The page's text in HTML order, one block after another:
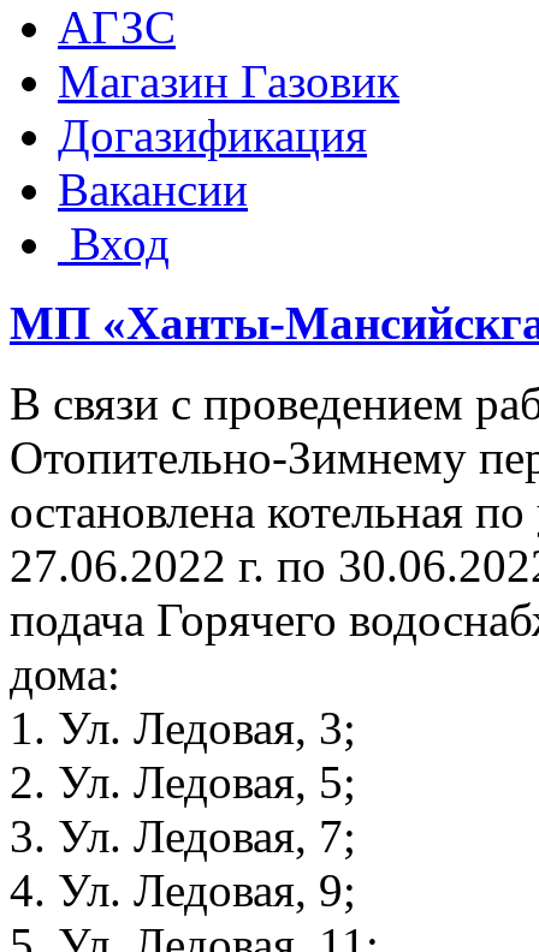
АГЗС
Магазин Газовик
Догазификация
Вакансии
Вход
МП «Ханты-
В связи с проведением
Отопительно-Зимнему
остановлена котельная
27.06.2022 г. по
подача Горячего
дома:
1. Ул. Ледовая, 3;
2. Ул. Ледовая, 5;
3. Ул. Ледовая, 7;
4. Ул. Ледовая, 9;